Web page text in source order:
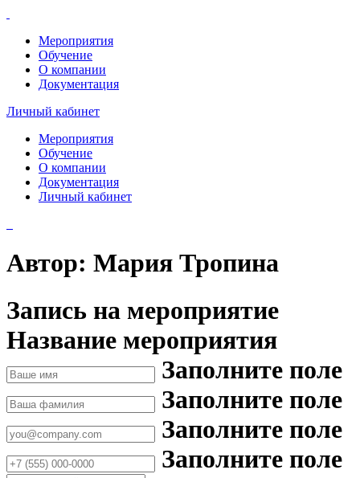
Мероприятия
Обучение
О компании
Документация
Личный кабинет
Мероприятия
Обучение
О компании
Документация
Личный кабинет
Автор: Мария Тропина
Запись на мероприятие
Название мероприятия
Заполните поле
Заполните поле
Заполните поле
Заполните поле